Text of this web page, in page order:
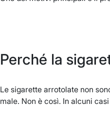
Perché la
Le sigarette arrotolate non
male. Non è così. In alcuni